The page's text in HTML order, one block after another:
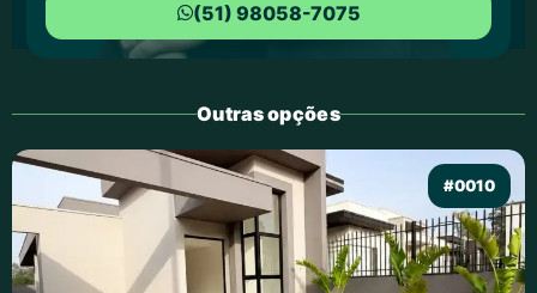
(51) 98058-7075
Outras opções
#0010